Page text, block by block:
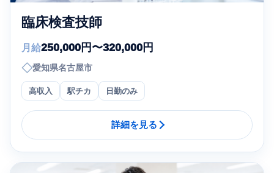
臨床検査技師
月給250,000円〜320,000円
◇愛知県名古屋市
高収入 駅チカ 日勤のみ
詳細を見る